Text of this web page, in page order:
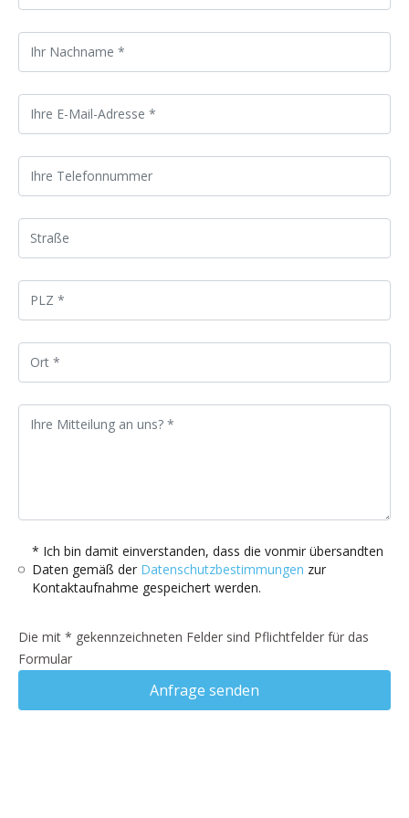
* Ich bin damit einverstanden, dass die vonmir übersandten
Daten gemäß der Datenschutzbestimmungen zur
Kontaktaufnahme gespeichert werden.
Die mit * gekennzeichneten Felder sind Pflichtfelder für das
Formular
Anfrage senden